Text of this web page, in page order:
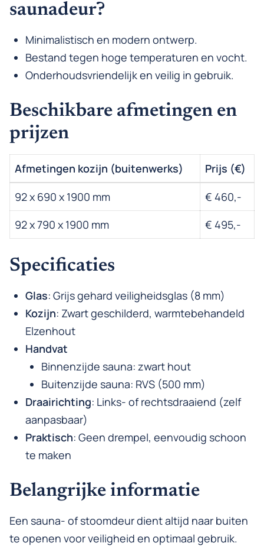
saunadeur?
Minimalistisch en modern ontwerp.
Bestand tegen hoge temperaturen en vocht.
Onderhoudsvriendelijk en veilig in gebruik.
Beschikbare afmetingen en
prijzen
Afmetingen kozijn (buitenwerks)
Prijs (€)
92 x 690 x 1900 mm
€ 460,-
92 x 790 x 1900 mm
€ 495,-
Specificaties
Glas: Grijs gehard veiligheidsglas (8 mm)
Kozijn: Zwart geschilderd, warmtebehandeld
Elzenhout
Handvat
Binnenzijde sauna: zwart hout
Buitenzijde sauna: RVS (500 mm)
Draairichting: Links- of rechtsdraaiend (zelf
aanpasbaar)
Praktisch: Geen drempel, eenvoudig schoon
te maken
Belangrijke informatie
Een sauna- of stoomdeur dient altijd naar buiten
te openen voor veiligheid en optimaal gebruik.